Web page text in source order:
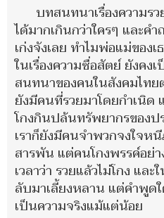
บทสนทนาเรื่องความร
ได้มากเกินกว่าใครๆ และค
เก่งจังเลย ทำไมพ่อแม่ของ
ในเรื่องความซื่อสัตย์ ยังคง
สนทนาของคนในสังคมไทย
ยังมีคนที่รวยมาโดยกำเนิด
โกงกินปล้นทรัพยากรของป
เราก็ยังมีคนจำพวกจงใจ
สารพัน แต่คนโกงพรรค์อย่
เวลาว่า รวยแล้วไม่โกง แล
ลับมาเลี้ยงหลาน แต่คำพูด
เป็นความจริงแม้แต่น้อย